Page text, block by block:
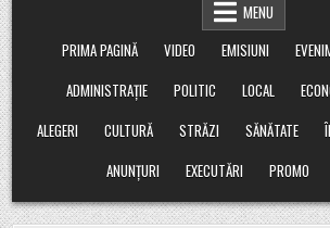
MENU
PRIMA PAGINĂ
VIDEO EMISIUNI
ADMINISTRAȚIE
POLITIC LOCAL
ALEGERI
CULTURĂ STRĂZI SĂNĂTATE
ANUNȚURI
EXECUTĂRI PROMO